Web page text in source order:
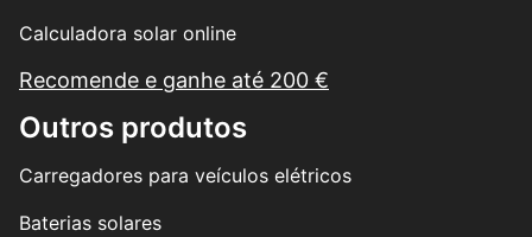
Calculadora solar online
Recomende e ganhe até 200 €
Outros produtos
Carregadores para veículos elétricos
Baterias solares